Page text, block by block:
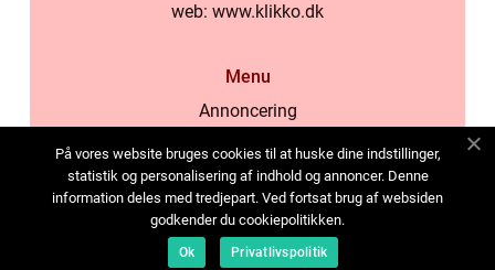
web: www.klikko.dk
Menu
Annoncering
Cookies
Kontakt os
Sitemap
På vores website bruges cookies til at huske dine indstillinger,
statistik og personalisering af indhold og annoncer. Denne
information deles med tredjepart. Ved fortsat brug af websiden
godkender du cookiepolitikken.
Ok Privatlivspolitik